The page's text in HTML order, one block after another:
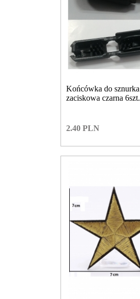
Końcówka do sznurka
zaciskowa czarna 6szt.
2.40 PLN